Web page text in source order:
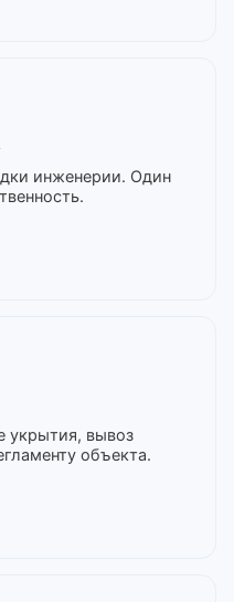
инженерии. Один
укрытия, вывоз
объекта.